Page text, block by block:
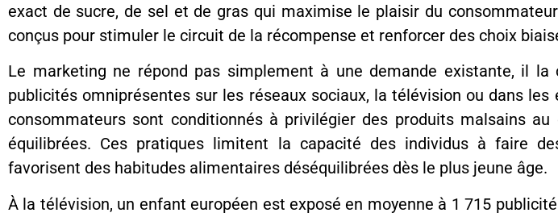
exact de sucre, de sel et de gras qui maximise le plaisir du
conçus pour stimuler le circuit de la récompense et renforcer des choix
Le marketing ne répond pas simplement à une demande existante, il la
publicités omniprésentes sur les réseaux sociaux, la télévision ou dans les
consommateurs sont conditionnés à privilégier des produits malsains au
équilibrées. Ces pratiques limitent la capacité des individus à faire
favorisent des habitudes alimentaires déséquilibrées dès le plus jeune âge.
À la télévision, un enfant européen est exposé en moyenne à 1 715